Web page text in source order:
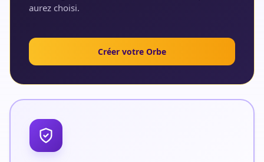
aurez choisi.
Créer votre Orbe